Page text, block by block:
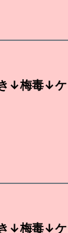
↓梅毒↓
↓梅毒↓